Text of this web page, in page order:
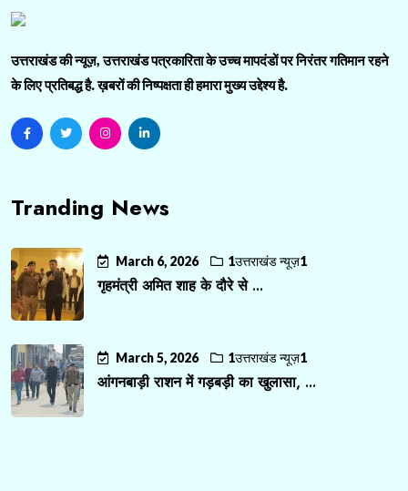
उत्तराखंड की न्यूज़, उत्तराखंड पत्रकारिता के उच्च मापदंडों पर निरंतर गतिमान रहने
के लिए प्रतिबद्ध है. ख़बरों की निष्पक्षता ही हमारा मुख्य उद्देश्य है.
Tranding News
March 6, 2026 1उत्तराखंड न्यूज़1
गृहमंत्री अमित शाह के दौरे से ...
March 5, 2026 1उत्तराखंड न्यूज़1
आंगनबाड़ी राशन में गड़बड़ी का खुलासा, ...